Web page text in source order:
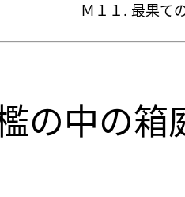
Ｍ１１. 最果て
の中の箱